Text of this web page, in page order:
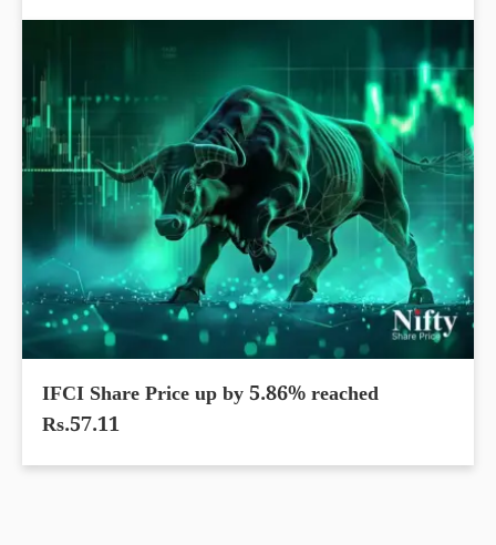
IFCI Share Price up by 5.86% reached
Rs.57.11